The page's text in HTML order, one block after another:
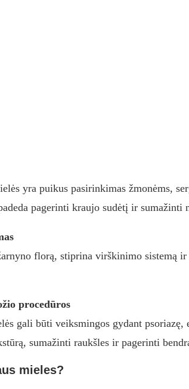
yra puikus pasirinkimas žmonėms,
pagerinti kraujo sudėtį ir sumažinti
florą, stiprina virškinimo sistemą
procedūros
gali būti veiksmingos gydant psoriazę,
sumažinti raukšles ir pagerinti
mieles?